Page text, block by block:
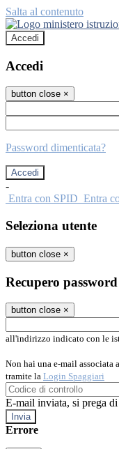
Salta al contenuto
Accedi
Accedi
button close ×
Password dimenticata?
-
Entra con SPID Entra
Seleziona utente
button close ×
Recupero password
button close ×
all'indirizzo indicato con le
Non hai una e-mail associata
tramite la Login Spaggiari
E-mail inviata, si prega
Errore